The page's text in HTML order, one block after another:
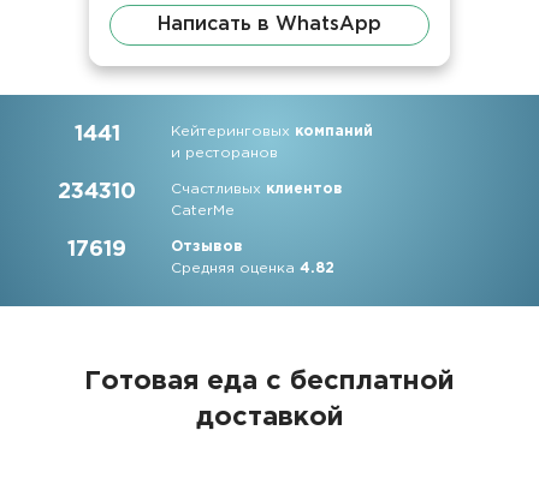
Написать в WhatsApp
1441 Кейтеринговых компаний
и ресторанов
234310 Счастливых клиентов
CaterMe
17619
Отзывов
Средняя оценка4.82
Готовая еда с бесплатной
доставкой